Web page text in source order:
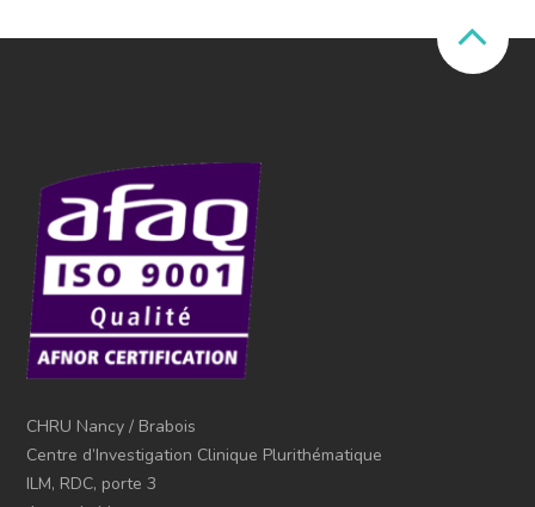
CHRU Nancy / Brabois
Centre d’Investigation Clinique Plurithématique
ILM, RDC, porte 3